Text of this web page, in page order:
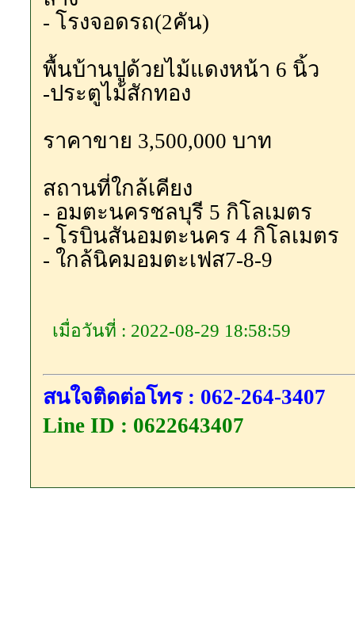
- โรงจอดรถ(2คัน)
พื้นบ้านปูด้วยไม้แดงหน้า 6 นิ้ว
-ประตูไม้สักทอง
ราคาขาย 3,500,000 บาท
สถานที่ใกล้เคียง
- อมตะนครชลบุรี 5 กิโลเมตร
- โรบินสันอมตะนคร 4 กิโลเมตร
- ใกล้นิคมอมตะเฟส7-8-9
เมื่อวันที่ : 2022-08-29 18:58:59
สนใจติดต่อโทร : 062-264-3407
Line ID : 0622643407